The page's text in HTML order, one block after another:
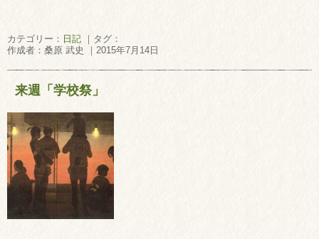
カテゴリー： 日記 ｜タグ：
作成者：桑原 武史 ｜2015年7月14日
来週「学校祭」